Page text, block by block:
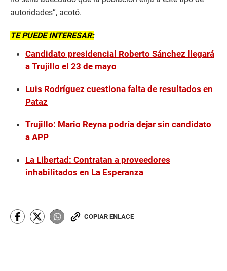
autoridades”, acotó.
TE PUEDE INTERESAR:
Candidato presidencial Roberto Sánchez llegará
a Trujillo el 23 de mayo
Luis Rodríguez cuestiona falta de resultados en
Pataz
Trujillo: Mario Reyna podría dejar sin candidato
a APP
La Libertad: Contratan a proveedores
inhabilitados en La Esperanza
COPIAR ENLACE